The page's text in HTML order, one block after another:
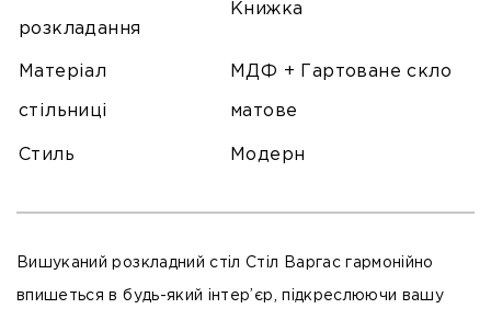
розкладання
Книжка
Матеріал
стільниці
МДФ + Гартоване скло
матове
Стиль Модерн
Вишуканий розкладний стіл Стіл Варгас гармонійно
впишеться в будь-який інтер’єр, підкреслюючи вашу